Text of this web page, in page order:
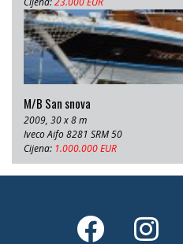
M/B San snova
2009, 30 x 8 m
Iveco Aifo 8281 SRM 50
Cijena: 1.000.000 EUR